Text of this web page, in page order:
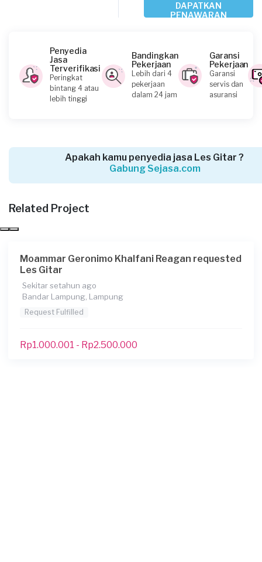
Sekitar 5 tahun yang lalu
Lampung Utara, Lampung
Request Fulfilled
Kurang dari Rp 1.000.000
Andi Surya requested Les Gitar
Lebih dari 5 tahun yang lalu
Lampung Tengah, Lampung
Tegar Abdurrahman requested Les Gitar
Hampir 6 tahun yang lalu
Lampung Timur, Lampung
Request Fulfilled
DAPATKAN
PENAWARAN
Penyedia
Jasa
Terverifikasi
Peringkat
bintang 4 atau
lebih tinggi
Bandingkan
Pekerjaan
Lebih dari 4
pekerjaan
dalam 24 jam
Garansi
Pekerjaan
Garansi
servis dan
asuransi
Apakah kamu penyedia jasa Les Gitar ?
Gabung Sejasa.com
Related Project
Moammar Geronimo Khalfani Reagan requested
Les Gitar
Sekitar setahun ago
Bandar Lampung, Lampung
Request Fulfilled
Rp1.000.001 - Rp2.500.000